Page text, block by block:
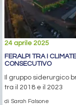
24 aprile 2025
FERALPI TRA I
CONSECUTIVO
Il gruppo siderurgico
tra il 2018 e il 2023
di Sarah Falsone